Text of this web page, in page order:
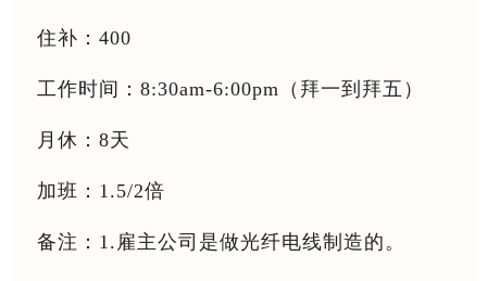
住补：400
工作时间：8:30am-6:00pm（拜一到拜五）
月休：8天
加班：1.5/2倍
备注：1.雇主公司是做光纤电线制造的。